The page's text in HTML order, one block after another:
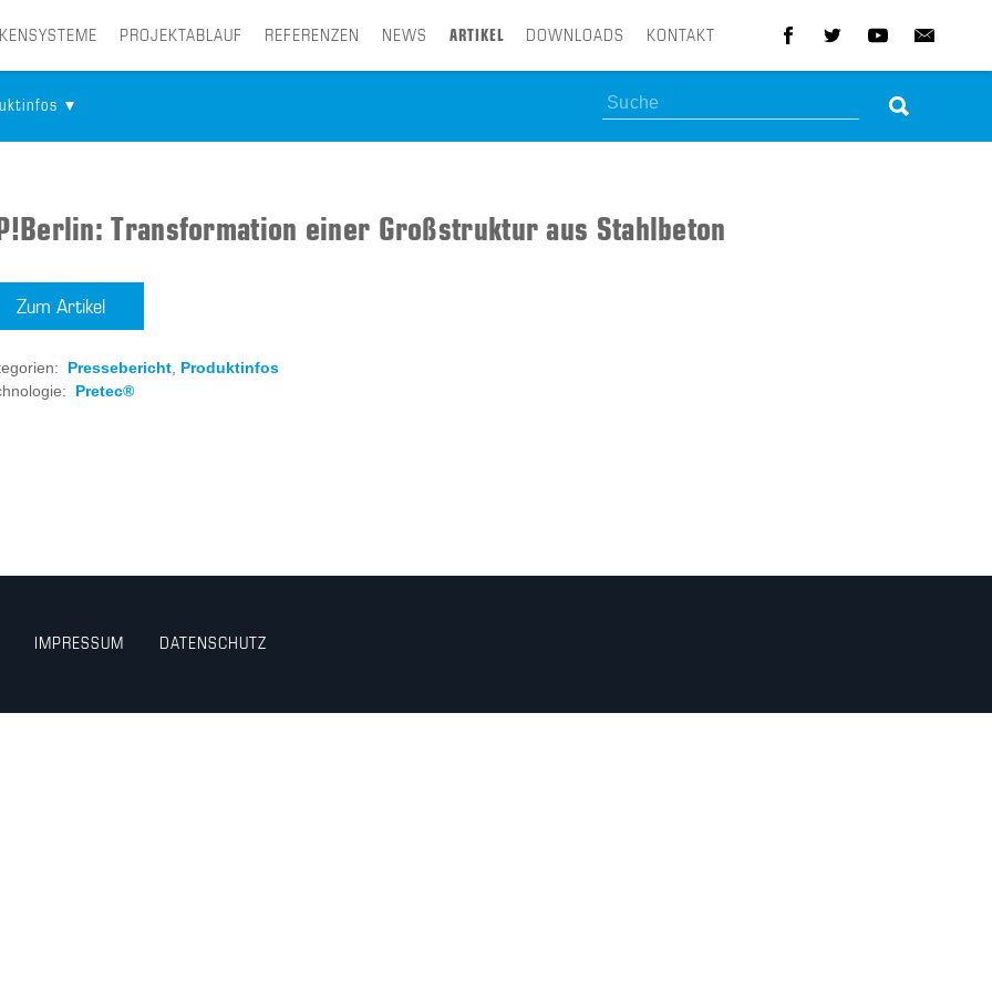
PROJEKTABLAUF REFERENZEN NEWS ARTIKEL DOWNLOADS KONTAKT
Suchen
Transformation einer Großstruktur aus Stahlbeton
Zum Artikel
Pressebericht, Produktinfos
Pretec®
IMPRESSUM DATENSCHUTZ